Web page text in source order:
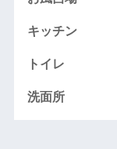
キッチン
トイレ
洗面所